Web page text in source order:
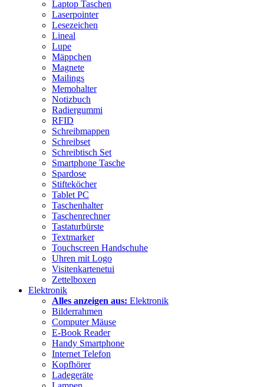
Laptop Taschen
Laserpointer
Lesezeichen
Lineal
Lupe
Mäppchen
Magnete
Mailings
Memohalter
Notizbuch
Radiergummi
RFID
Schreibmappen
Schreibset
Schreibtisch Set
Smartphone Tasche
Spardose
Stifteköcher
Tablet PC
Taschenhalter
Taschenrechner
Tastaturbürste
Textmarker
Touchscreen Handschuhe
Uhren mit Logo
Visitenkartenetui
Zettelboxen
Elektronik
Alles anzeigen aus: Elektronik
Bilderrahmen
Computer Mäuse
E-Book Reader
Handy Smartphone
Internet Telefon
Kopfhörer
Ladegeräte